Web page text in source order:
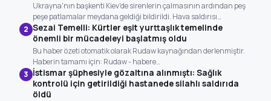
Ukrayna'nın başkenti Kiev'de sirenlerin çalmasının ardından peş
peşe patlamalar meydana geldiği bildirildi. Hava saldırısı…
2 Sezai Temelli: Kürtler eşit yurttaşlık temelinde
önemli bir mücadeleyi başlatmış oldu
Bu haber özeti otomatik olarak Rudaw kaynağından derlenmiştir.
Haberin tamamı için: Rudaw - habere…
3 İstismar şüphesiyle gözaltına alınmıştı: Sağlık
kontrolü için getirildiği hastanede silahlı saldırıda
öldü